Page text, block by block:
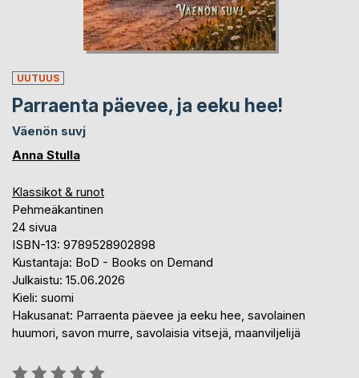
UUTUUS
Parraenta päevee, ja eeku hee!
Väenön suvj
Anna Stulla
Klassikot & runot
Pehmeäkantinen
24 sivua
ISBN-13: 9789528902898
Kustantaja: BoD - Books on Demand
Julkaistu: 15.06.2026
Kieli: suomi
Hakusanat: Parraenta päevee ja eeku hee, savolainen
huumori, savon murre, savolaisia vitsejä, maanviljelijä
Arvostelu::